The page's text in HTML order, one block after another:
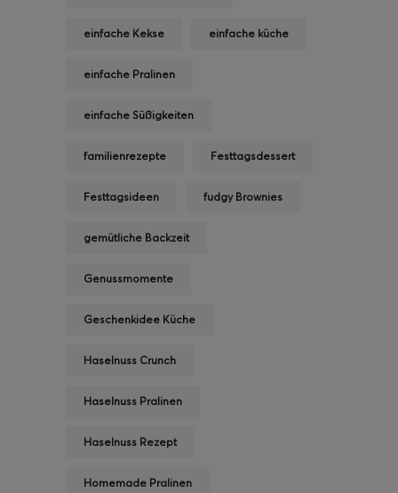
einfache Kekse einfache küche
einfache Pralinen
einfache Süßigkeiten
familienrezepte Festtagsdessert
Festtagsideen fudgy Brownies
gemütliche Backzeit
Genussmomente
Geschenkidee Küche
Haselnuss Crunch
Haselnuss Pralinen
Haselnuss Rezept
Homemade Pralinen